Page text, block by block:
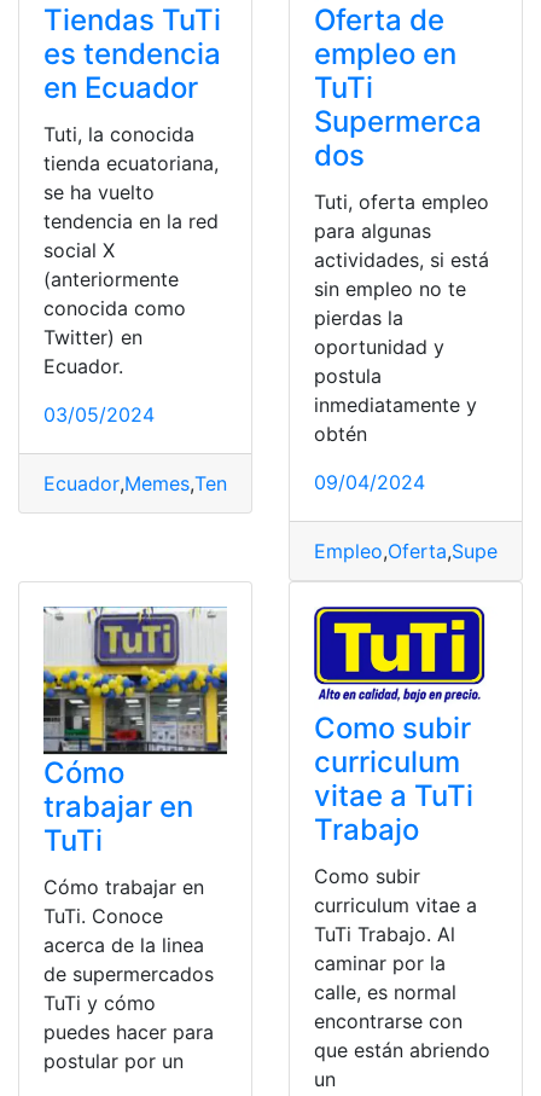
Tiendas TuTi
es tendencia
en Ecuador
Tuti, la conocida
tienda ecuatoriana,
se ha vuelto
tendencia en la red
social X
(anteriormente
conocida como
Twitter) en
Ecuador.
03/05/2024
Ecuador,Memes,Tendencia Tiendas,TuTi
Oferta de
empleo en
TuTi
Supermerca
dos
Tuti, oferta empleo
para algunas
actividades, si está
sin empleo no te
pierdas la
oportunidad y
postula
inmediatamente y
obtén
09/04/2024
Empleo,Oferta,
Cómo
trabajar en
TuTi
Cómo trabajar en
TuTi. Conoce
acerca de la linea
de supermercados
TuTi y cómo
puedes hacer para
postular por un
Como subir
curriculum
vitae a TuTi
Trabajo
Como subir
curriculum vitae a
TuTi Trabajo. Al
caminar por la
calle, es normal
encontrarse con
que están abriendo
un